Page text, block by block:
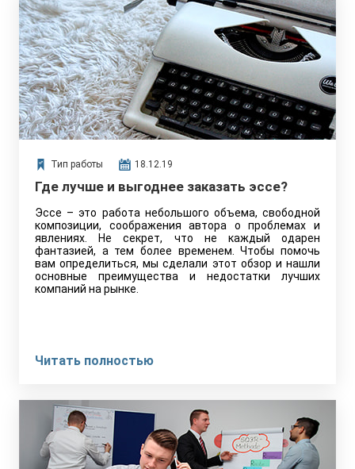
Тип работы 18.12.19
Где лучше и выгоднее заказать эссе?
Эссе – это работа небольшого объема, свободной
композиции, соображения автора о проблемах и
явлениях. Не секрет, что не каждый одарен
фантазией, а тем более временем. Чтобы помочь
вам определиться, мы сделали этот обзор и нашли
основные преимущества и недостатки лучших
компаний на рынке.
Читать полностью